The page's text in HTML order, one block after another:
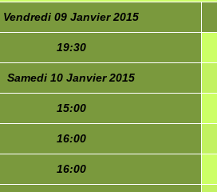
Vendredi 09 Janvier 2015
19:30
Samedi 10 Janvier 2015
15:00
16:00
16:00